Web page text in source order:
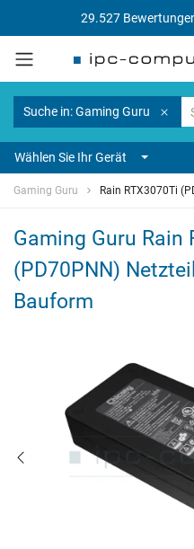
29.527
Suche in: Gaming Guru
Wählen Sie Ihr Gerät
Gaming Guru Rain RTX3070Ti
Gaming Guru Rain
(PD70PNN)
Bauform